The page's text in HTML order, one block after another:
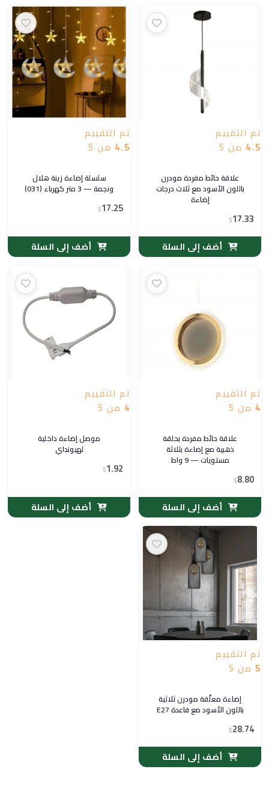
تم التقييم
4.5 من 5
علاقة حائط مفردة مودرن
باللون الأسود مع ثلاث درجات
إضاءة
$17.33
أضف إلى السلة
تم التقييم
4.5 من 5
سلسلة إضاءة زينة هلال
ونجمة — 3 متر كهرباء (031)
$17.25
أضف إلى السلة
تم التقييم
4 من 5
علاقة حائط مفردة بحلقة
ذهبية مع إضاءة بثلاثة
مستويات — 9 واط
$8.80
أضف إلى السلة
تم التقييم
4 من 5
موصل إضاءة داخلية
لهيونداي
$1.92
أضف إلى السلة
تم التقييم
5 من 5
إضاءة معلّقة مودرن ثلاثية
باللون الأسود مع قاعدة E27
$28.74
أضف إلى السلة